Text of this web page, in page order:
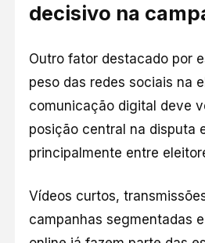
decisivo na
Outro fator destacado por
peso das redes sociais na
comunicação digital deve
posição central na disputa
principalmente entre
Vídeos curtos,
campanhas segmentadas